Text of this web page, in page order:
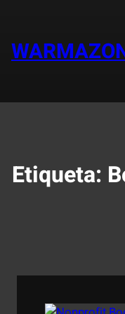
contenido
Etiqueta: